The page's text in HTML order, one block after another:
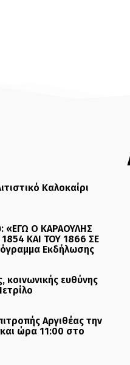
Καλοκαίρι
«ΕΓΩ Ο ΚΑΡΑΟΥΛΗΣ
ΚΑΙ ΤΟΥ 1866 ΣΕ
Εκδήλωσης
κοινωνικής ευθύνης
Αργιθέας την
ώρα 11:00 στο